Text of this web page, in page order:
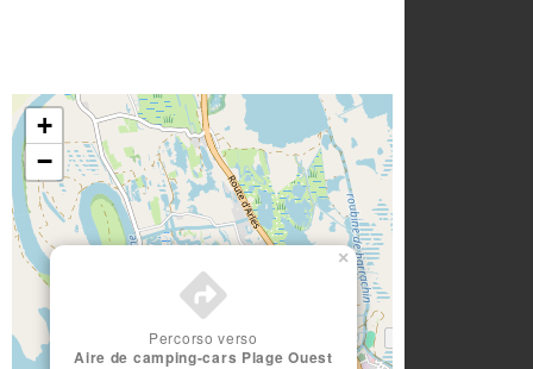
Percorso verso
Aire de camping-cars Plage Ouest
×
+
−